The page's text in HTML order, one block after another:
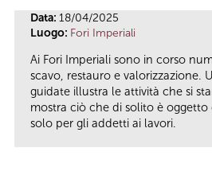
Data: 18/04/2025
Luogo: Fori Imperiali
Ai Fori Imperiali sono in corso
scavo, restauro e valorizzazione.
guidate illustra le attività che si
mostra ciò che di solito è
solo per gli addetti ai lavori.